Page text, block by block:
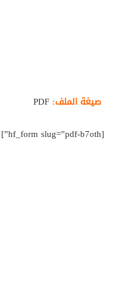
صيغة الملف:
[hf_form slug=”pdf-b7oth”]